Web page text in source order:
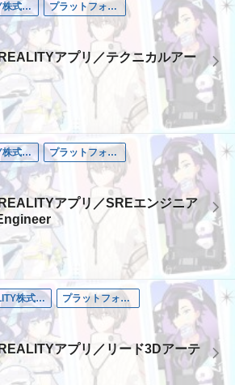
REALITY株式会社 プラットフォーム事業
アプリ／テクニカルアー
REALITY株式会社 プラットフォーム事業
アプリ／SREエンジニア
REALITY株式会社 プラットフォーム事業
アプリ／リード3Dアーテ